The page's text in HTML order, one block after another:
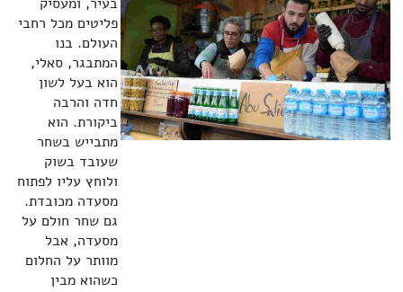
פליטים מכל רחבי
העולם. בנו
המתבגר, סאלי,
הוא בעל לשון
חדה והרבה
ביקורת. הוא
מתבייש בשחר
שעובד בשוק
ולוחץ עליו לפתוח
מסעדה מכובדת.
גם שחר חולם על
מסעדה, אבל
מוותר על החלום
כשהוא מבין